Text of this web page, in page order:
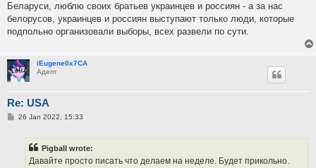
Беларуси, люблю своих братьев украинцев и россиян - а за нас
белорусов, украинцев и россиян выступают только люди, которые
подпольно организовали выборы, всех развели по сути.
iEugene0x7CA
Адепт
Re: USA
P26 Jan 2022, 15:33
Pigball wrote:
Давайте просто писать что делаем на неделе. Будет прикольно.